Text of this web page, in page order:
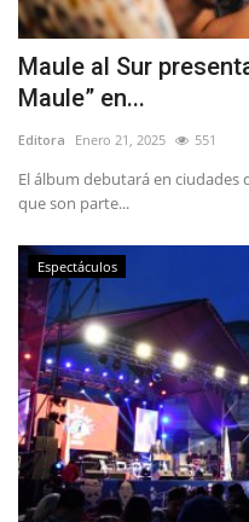
Política
Espectáculos
Maule al Sur
Maule” en...
Editora Enero 21, 2025 551
El álbum debutará en ciudades
que son parte...
Espectáculos